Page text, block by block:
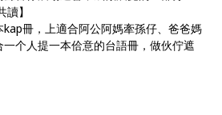
】
冊，上適合阿公阿媽牽孫仔、爸爸媽
个人提一本佮意的台語冊，做伙佇遮